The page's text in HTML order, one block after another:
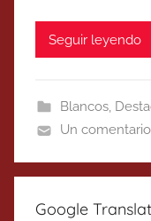
Seguir leyendo
Blancos,
Un comentario
Google